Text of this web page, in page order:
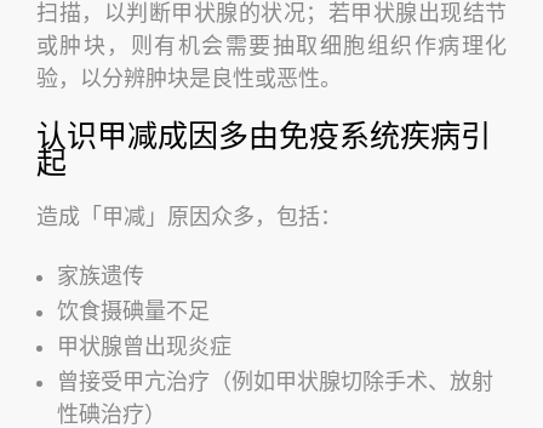
扫描，以判断甲状腺的状况；若甲状腺出现结节
或肿块，则有机会需要抽取细胞组织作病理化
验，以分辨肿块是良性或恶性。
认识甲减成因多由免疫系统疾病引
起
造成「甲减」原因众多，包括：
家族遗传
饮食摄碘量不足
甲状腺曾出现炎症
曾接受甲亢治疗（例如甲状腺切除手术、放射
性碘治疗）